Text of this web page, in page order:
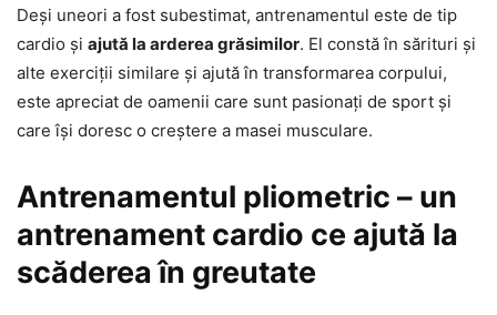
Deși uneori a fost subestimat, antrenamentul este de tip
cardio și ajută la arderea grăsimilor. El constă în sărituri și
alte exerciții similare și ajută în transformarea corpului,
este apreciat de oamenii care sunt pasionați de sport și
care își doresc o creștere a masei musculare.
Antrenamentul pliometric – un
antrenament cardio ce ajută la
scăderea în greutate